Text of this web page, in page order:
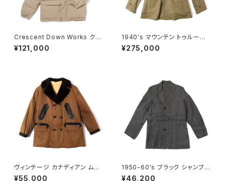
Crescent Down Works クレ
セントダウンワークス PUTTY
ダウンジャケット 60/40
¥121,000
1940's マウンテン トゥループ
ス ジャケット U.S.ARMY デッド
ストック 36-Lサイズ
¥275,000
ヴィンテージ カナディアン ムー
トン コート ベルト付き サイズ42
¥55,000
1950-60's ブラック シャンブレ
ー ショップコート フランス製 S
¥46,200